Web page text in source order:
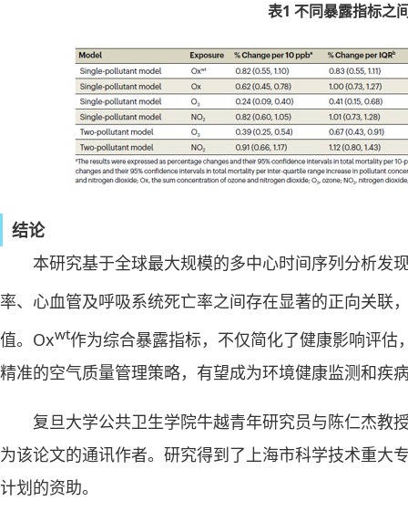
表1 不同暴露指标之
结论
本研究基于全球最大规模的多中心时间序列分析发
率、心血管及呼吸系统死亡率之间存在显著的正向关联
值。Oxwt作为综合暴露指标，不仅简化了健康影响评
精准的空气质量管理策略，有望成为环境健康监测和疾
复旦大学公共卫生学院牛越青年研究员与陈仁杰教
为该论文的通讯作者。研究得到了上海市科学技术重大
计划的资助。